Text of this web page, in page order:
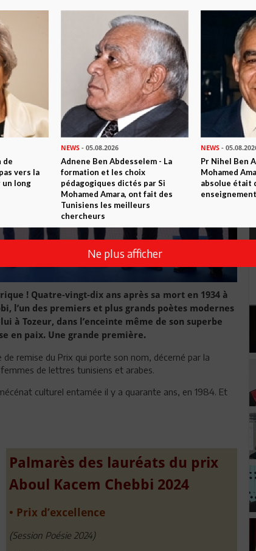
! Quatre-vingt-dix ans après sa mort en 1934 à
l’un des premiers et plus grands poètes modernes
à Tozeur, dans l’enceinte même de son superbe
en paix. Une grande première.
remise du Prix qui porte son nom, décerné par la
de lettres tunisiens et arabes.
culturel entamée il y a quarante ans, en 1984. Et
Palmarès des lauréats du prix
Aboul Kacem Chebbi 2024
• Prix d’excellence
(Session Poésie 2024)
de
vers la
long
NEWS - 05.08.2026
Adnene Ben Abdesselem - La
formation et les choix
pédagogiques dictés par Si
Mohamed Amara, ont fait des
Tunisiens les meilleurs
chercheurs
NEWS-
Pr Nihel Ben
Mohamed
absolue était
Ne plus afficher